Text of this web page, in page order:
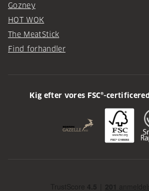
Gozney
HOT WOK
The MeatStick
Find forhandler
Kig efter vores FSC®-